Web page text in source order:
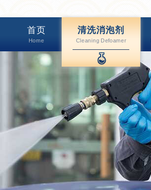
首页
Home
清洗消泡剂
Cleaning Defoamer